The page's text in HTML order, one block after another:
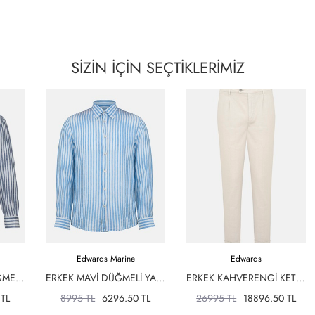
SİZİN İÇİN SEÇTİKLERİMİZ
ERKEK LACIVERT DÜĞMELI YAKA ÇIZGILI KETEN GÖMLEK
Edwards Marine
ERKEK MAVI DÜĞMELI YAKA ÇIZGILI KETEN GÖMLEK
8995 TL 6296.50 TL
Edwards
ERKEK KAHVERENGI KETEN KARIŞIMLI CHINO PANTOLON
26995 TL 18896.50 TL